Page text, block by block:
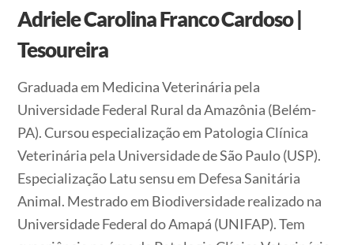
Adriele Carolina Franco Cardoso |
Tesoureira
Graduada em Medicina Veterinária pela
Universidade Federal Rural da Amazônia (Belém-
PA). Cursou especialização em Patologia Clínica
Veterinária pela Universidade de São Paulo (USP).
Especialização Latu sensu em Defesa Sanitária
Animal. Mestrado em Biodiversidade realizado na
Universidade Federal do Amapá (UNIFAP). Tem